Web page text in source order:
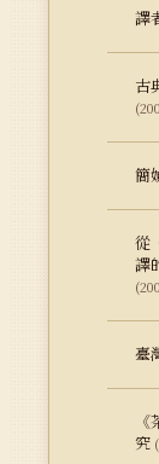
譯
古
簡
從
譯
臺
究